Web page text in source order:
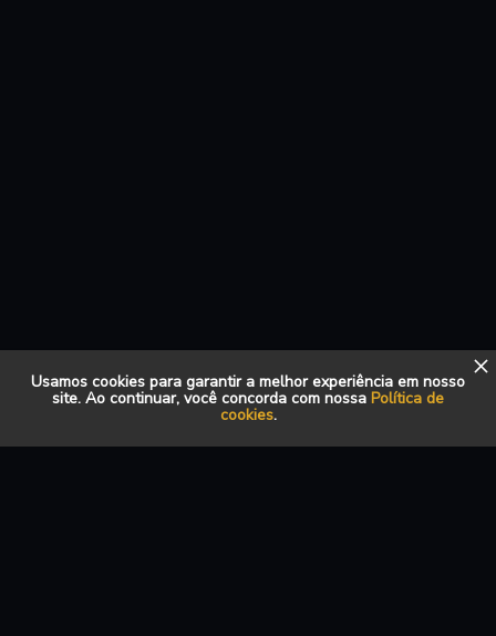
Usamos cookies para garantir a melhor experiência em nosso
site. Ao continuar, você concorda com nossa Política de
cookies.